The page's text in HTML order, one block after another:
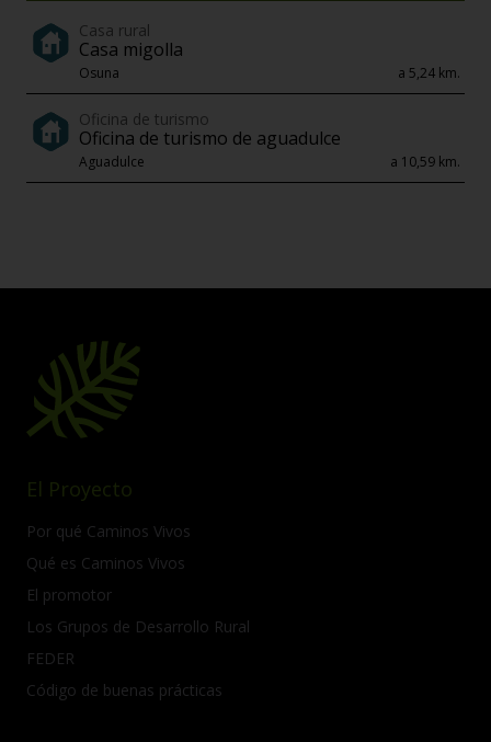
Casa rural
Casa migolla
Osuna a 5,24 km.
Oficina de turismo
Oficina de turismo de aguadulce
Aguadulce a 10,59 km.
El Proyecto
Por qué Caminos Vivos
Qué es Caminos Vivos
El promotor
Los Grupos de Desarrollo Rural
FEDER
Código de buenas prácticas